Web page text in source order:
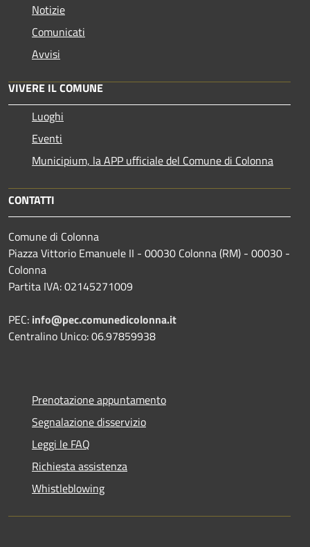
Notizie
Comunicati
Avvisi
VIVERE IL COMUNE
Luoghi
Eventi
Municipium, la APP ufficiale del Comune di Colonna
CONTATTI
Comune di Colonna
Piazza Vittorio Emanuele II - 00030 Colonna (RM) - 00030 -
Colonna
Partita IVA: 02145271009
PEC: info@pec.comunedicolonna.it
Centralino Unico: 06.97859938
Prenotazione appuntamento
Segnalazione disservizio
Leggi le FAQ
Richiesta assistenza
Whistleblowing